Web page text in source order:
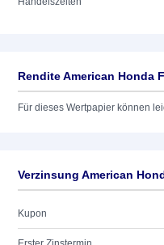
Rendite American Honda
Für dieses Wertpapier können
Verzinsung American
Kupon